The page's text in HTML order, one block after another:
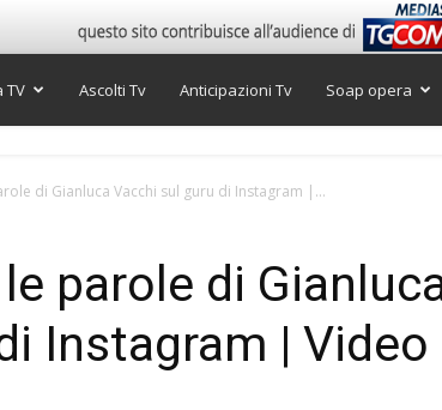
TV Ascolti Tv Anticipazioni Tv Soap opera
di Gianluca Vacchi sul guru di Instagram |...
parole di
Instagram | Video